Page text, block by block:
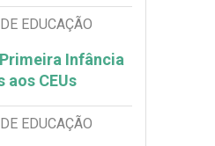
EDUCAÇÃO
Infância
aos CEUs
EDUCAÇÃO